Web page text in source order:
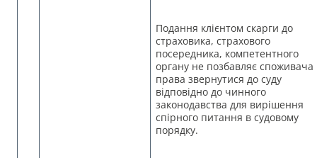
Подання клієнтом скарги до
страховика, страхового
посередника, компетентного
органу не позбавляє споживача
права звернутися до суду
відповідно до чинного
законодавства для вирішення
спірного питання в судовому
порядку.